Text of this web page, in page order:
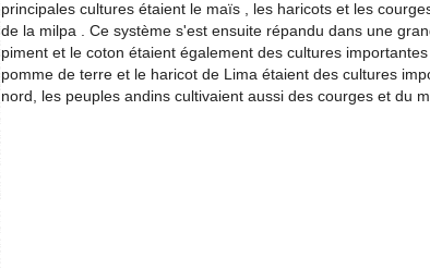
principales cultures étaient le maïs , les haricots et les
de la milpa . Ce système s'est ensuite répandu dans une
piment et le coton étaient également des cultures
pomme de terre et le haricot de Lima étaient des cultures
nord, les peuples andins cultivaient aussi des courges et du